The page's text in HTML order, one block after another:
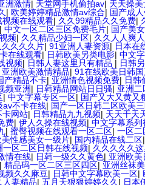
洲激情| 天堂网手机偷拍av| 天天操
| 欧美婷婷精品激情av综合| 国产成
视频在线观看| 久久99精品久久免费|
| 中文一区二区三区免费毛片| 国产美
频| 久久精品少妇一区| 久久人人爽
久久久片| 91亚洲人妻资源| 日本在
在线观看| 日韩欧美另类电影| 中文
视频| 日韩人妻这里只有精品 | 日韩
亚洲欧美激情精品| 91在线欧美日韩
产精品不卡| 亚洲情色视频免费| 日韩
频亚洲| 日韩精品网站日日骚| 亚洲二
| 中文字幕专区一区| 国产又大又黄又
av不卡在线| 国产一区日韩二区欧美
卡网站| 日韩精品九九视频| 天天干天
费| 伊人久操在线视频| 中文字幕系列
| 蜜臀视频在线观看一区二区| 一区二
美性感美女一级片| 国内精品在线二区
一区二区日韩在线视频| 久久久久久
情在线| 日韩一级久久黄色| 亚洲欧
| 精品码一区二区三区四区| 亚洲丝袜
频久久麻豆| 日韩中文字幕欧美一区|
人妻精品| 五月天狠狠婷婷久久 | 日本